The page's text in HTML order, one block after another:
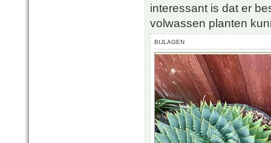
interessant is dat er
volwassen planten
BIJLAGEN